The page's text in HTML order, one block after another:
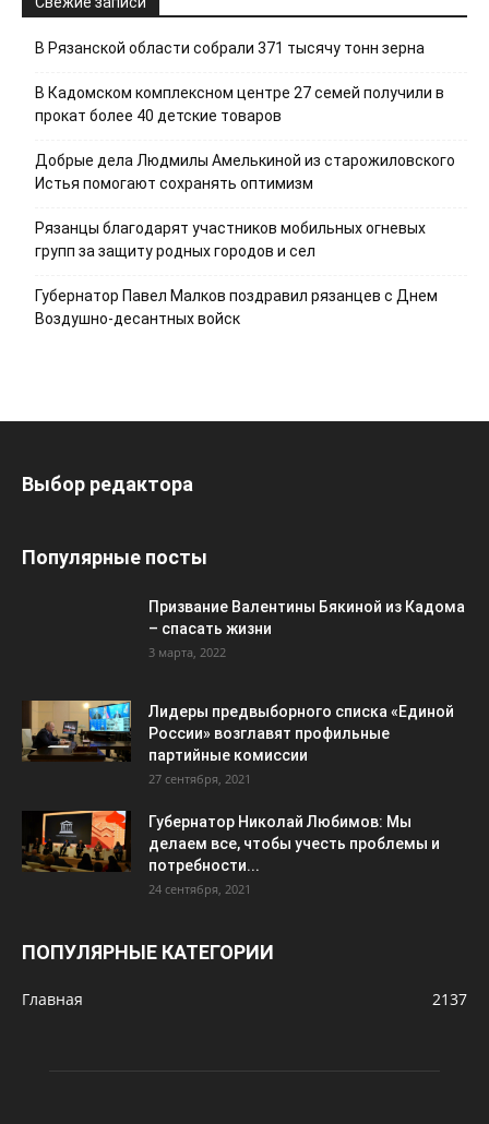
В Рязанской области собрали 371 тысячу тонн зерна
В Кадомском комплексном центре 27 семей получили в
прокат более 40 детские товаров
Добрые дела Людмилы Амелькиной из старожиловского
Истья помогают сохранять оптимизм
Рязанцы благодарят участников мобильных огневых
групп за защиту родных городов и сел
Губернатор Павел Малков поздравил рязанцев с Днем
Воздушно-десантных войск
Выбор редактора
Популярные посты
Призвание Валентины Бякиной из Кадома
– спасать жизни
3 марта, 2022
Лидеры предвыборного списка «Единой
России» возглавят профильные
партийные комиссии
27 сентября, 2021
Губернатор Николай Любимов: Мы
делаем все, чтобы учесть проблемы и
потребности...
24 сентября, 2021
ПОПУЛЯРНЫЕ КАТЕГОРИИ
Главная 2137